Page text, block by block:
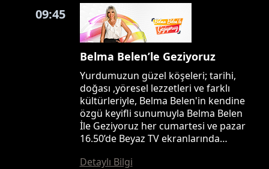
09:45
Belma Belen’le Geziyoruz
Yurdumuzun güzel köşeleri; tarihi,
doğası ,yöresel lezzetleri ve farklı
kültürleriyle, Belma Belen'in kendine
özgü keyifli sunumuyla Belma Belen
İle Geziyoruz her cumartesi ve pazar
16.50’de Beyaz TV ekranlarında…
Detaylı Bilgi